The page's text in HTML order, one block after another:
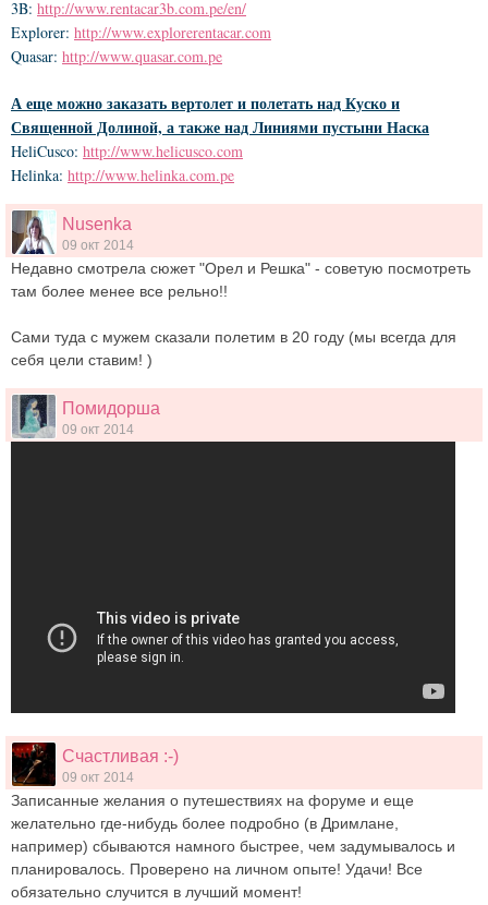
3B: http://www.rentacar3b.com.pe/en/
Explorer: http://www.explorerentacar.com
Quasar: http://www.quasar.com.pe
А еще можно заказать вертолет и полетать над Куско и
Священной Долиной, а также над Линиями пустыни Наска
HeliCusco: http://www.helicusco.com
Helinka: http://www.helinka.com.pe
Nusenka
09 окт 2014
Недавно смотрела сюжет "Орел и Решка" - советую посмотреть
там более менее все рельно!!
Сами туда с мужем сказали полетим в 20 году (мы всегда для
себя цели ставим! )
Помидорша
09 окт 2014
Счастливая :-)
09 окт 2014
Записанные желания о путешествиях на форуме и еще
желательно где-нибудь более подробно (в Дримлане,
например) сбываются намного быстрее, чем задумывалось и
планировалось. Проверено на личном опыте! Удачи! Все
обязательно случится в лучший момент!